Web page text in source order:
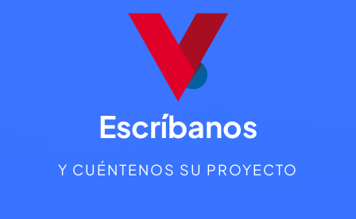
Escríbanos
Y CUÉNTENOS SU PROYECTO